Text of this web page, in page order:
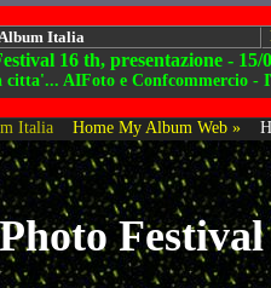
Italia
16 th, presentazione - 15/
citta'... AIFoto e Confcommercio -
Italia Home My Album Web »
Photo